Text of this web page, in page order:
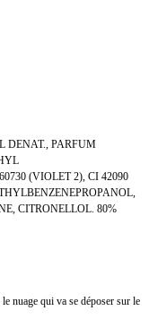
DENAT., PARFUM
(VIOLET 2), CI 42090
CITRONELLOL. 80%
nuage qui va se déposer sur le